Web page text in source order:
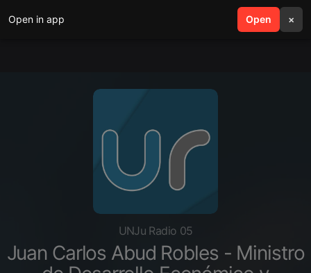
Open in app Open ×
search menu
UNJu Radio 05
Juan Carlos Abud Robles - Ministro